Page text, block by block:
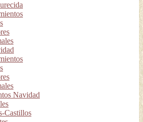
Navidad
Castillos